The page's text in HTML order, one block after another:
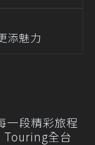
添魅力
一段精彩旅程
Touring全台